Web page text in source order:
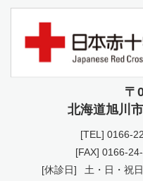
〒
北海道旭川
[TEL] 0166-
[FAX] 0166-
[休診日]
土・日・祝